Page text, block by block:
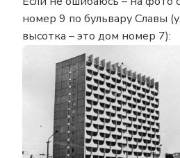
номер 9 по бульвару Славы
высотка – это дом номер 7):